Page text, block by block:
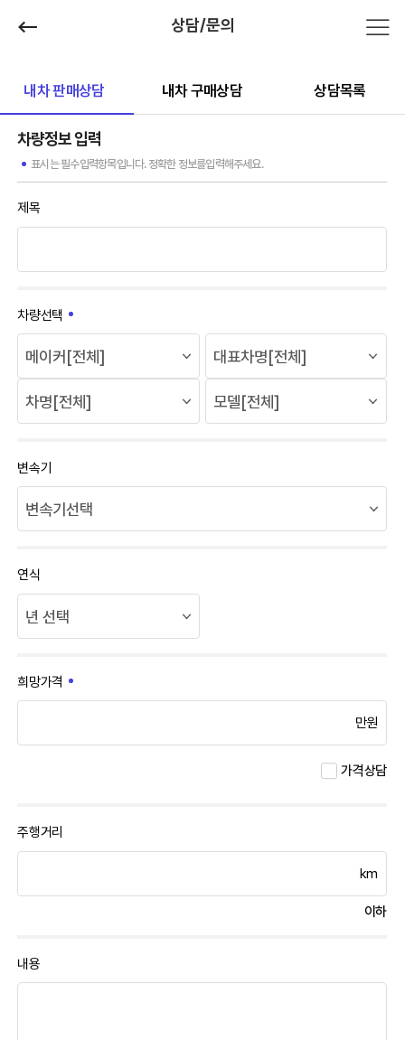
상담/문의
내차 판매상담 내차 구매상담 상담목록
차량정보 입력
표시는 필수입력항목입니다. 정확한 정보를입력해주세요.
제목
차량선택
변속기
연식
희망가격
만원
가격상담
주행거리
km
이하
내용